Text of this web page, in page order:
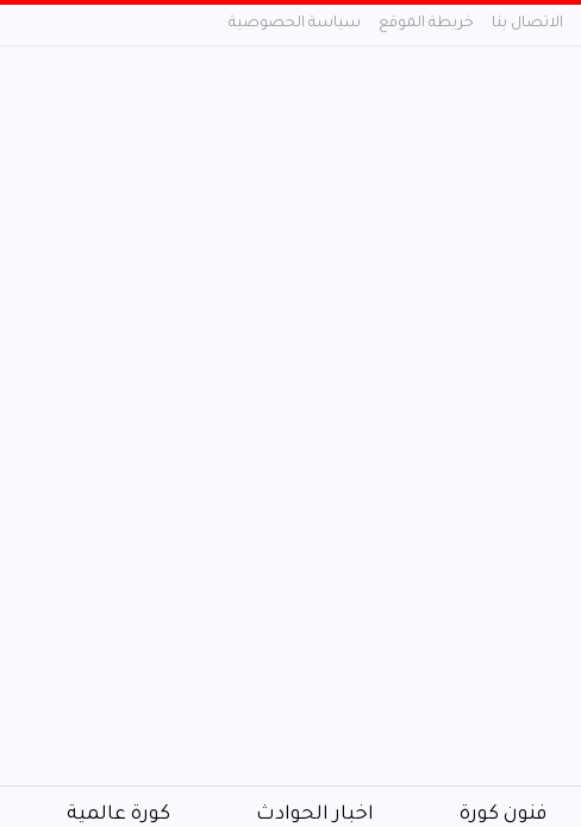
الاتصال بنا خريطة الموقع سياسة الخصوصية
فنون كورة اخبار الحوادث كورة عالمية